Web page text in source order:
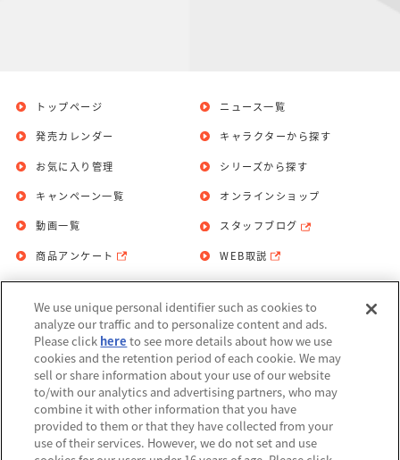
トップページ
発売カレンダー
お気に入り管理
ニュース一覧
キャラクターから探す
シリーズから探す
キャンペーン一覧
動画一覧
商品アンケート
オンラインショップ
スタッフブログ
WEB取説
お問い合わせ 個人情報保護方針
利用規約
Do Not Sell or Share My Personal
Information
アレルギー情報
We use unique personal identifier such as cookies to
analyze our traffic and to personalize content and ads.
Please click here to see more details about how we use
cookies and the retention period of each cookie. We may
sell or share information about your use of our website
to/with our analytics and advertising partners, who may
combine it with other information that you have
provided to them or that they have collected from your
use of their services. However, we do not set and use